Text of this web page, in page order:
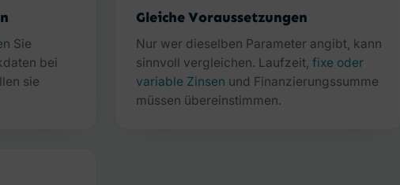
Sie
bei
sie
Gleiche Voraussetzungen
Nur wer dieselben Parameter angibt, kann
sinnvoll vergleichen. Laufzeit,fixe oder
variable Zinsen und Finanzierungssumme
müssen übereinstimmen.